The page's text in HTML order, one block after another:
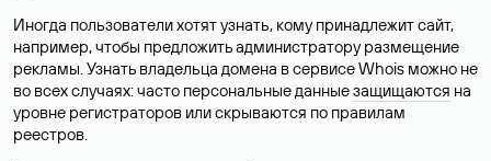
Иногда пользователи хотят узнать, кому принадлежит сайт,
например, чтобы предложить администратору размещение
рекламы. Узнать владельца домена в сервисе Whois можно не
во всех случаях: часто персональные данныезащищаются на
уровне регистраторов или скрываются по правилам
реестров.